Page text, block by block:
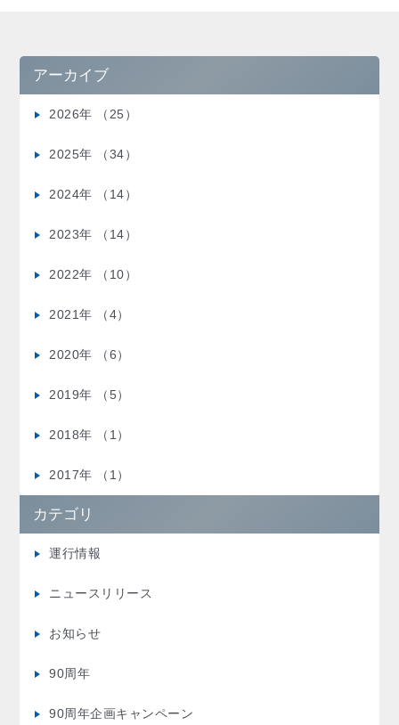
アーカイブ
2026年 （25）
2025年 （34）
2024年 （14）
2023年 （14）
2022年 （10）
2021年 （4）
2020年 （6）
2019年 （5）
2018年 （1）
2017年 （1）
カテゴリ
運行情報
ニュースリリース
お知らせ
90周年
90周年企画キャンペーン